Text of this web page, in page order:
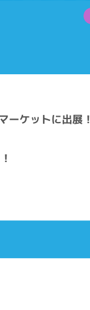
ーケットに出展！